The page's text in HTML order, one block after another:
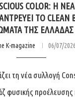
COLOR: Η
ΤΟ CLEAN
ΤΗΣ ΕΛΛΆΔΑΣ
K-magazine 06/07/2026
τη νέα συλλογή
φυσικής προέλευσης